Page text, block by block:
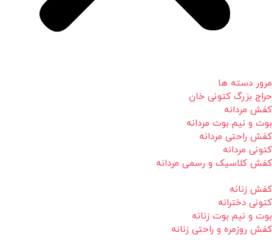
مرور دسته ها
حراج بزرگ کتونی خان
کفش مردانه
بوت و نیم بوت مردانه
کفش راحتی مردانه
کتونی مردانه
کفش کلاسیک و رسمی مردانه
کفش زنانه
کتونی دخترانه
بوت و نیم بوت زنانه
کفش روزمره و راحتی زنانه